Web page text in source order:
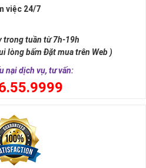
lăng tẩm, vua chúa tiêu biểu
nhất, quyền quý nhất trong tất cả
lực, sức mạnh, sự kiêu hãnh
việc 24/7
trong tuần từ 7h-19h
lòng bấm Đặt mua trên Web )
nại dịch vụ, tư vấn: